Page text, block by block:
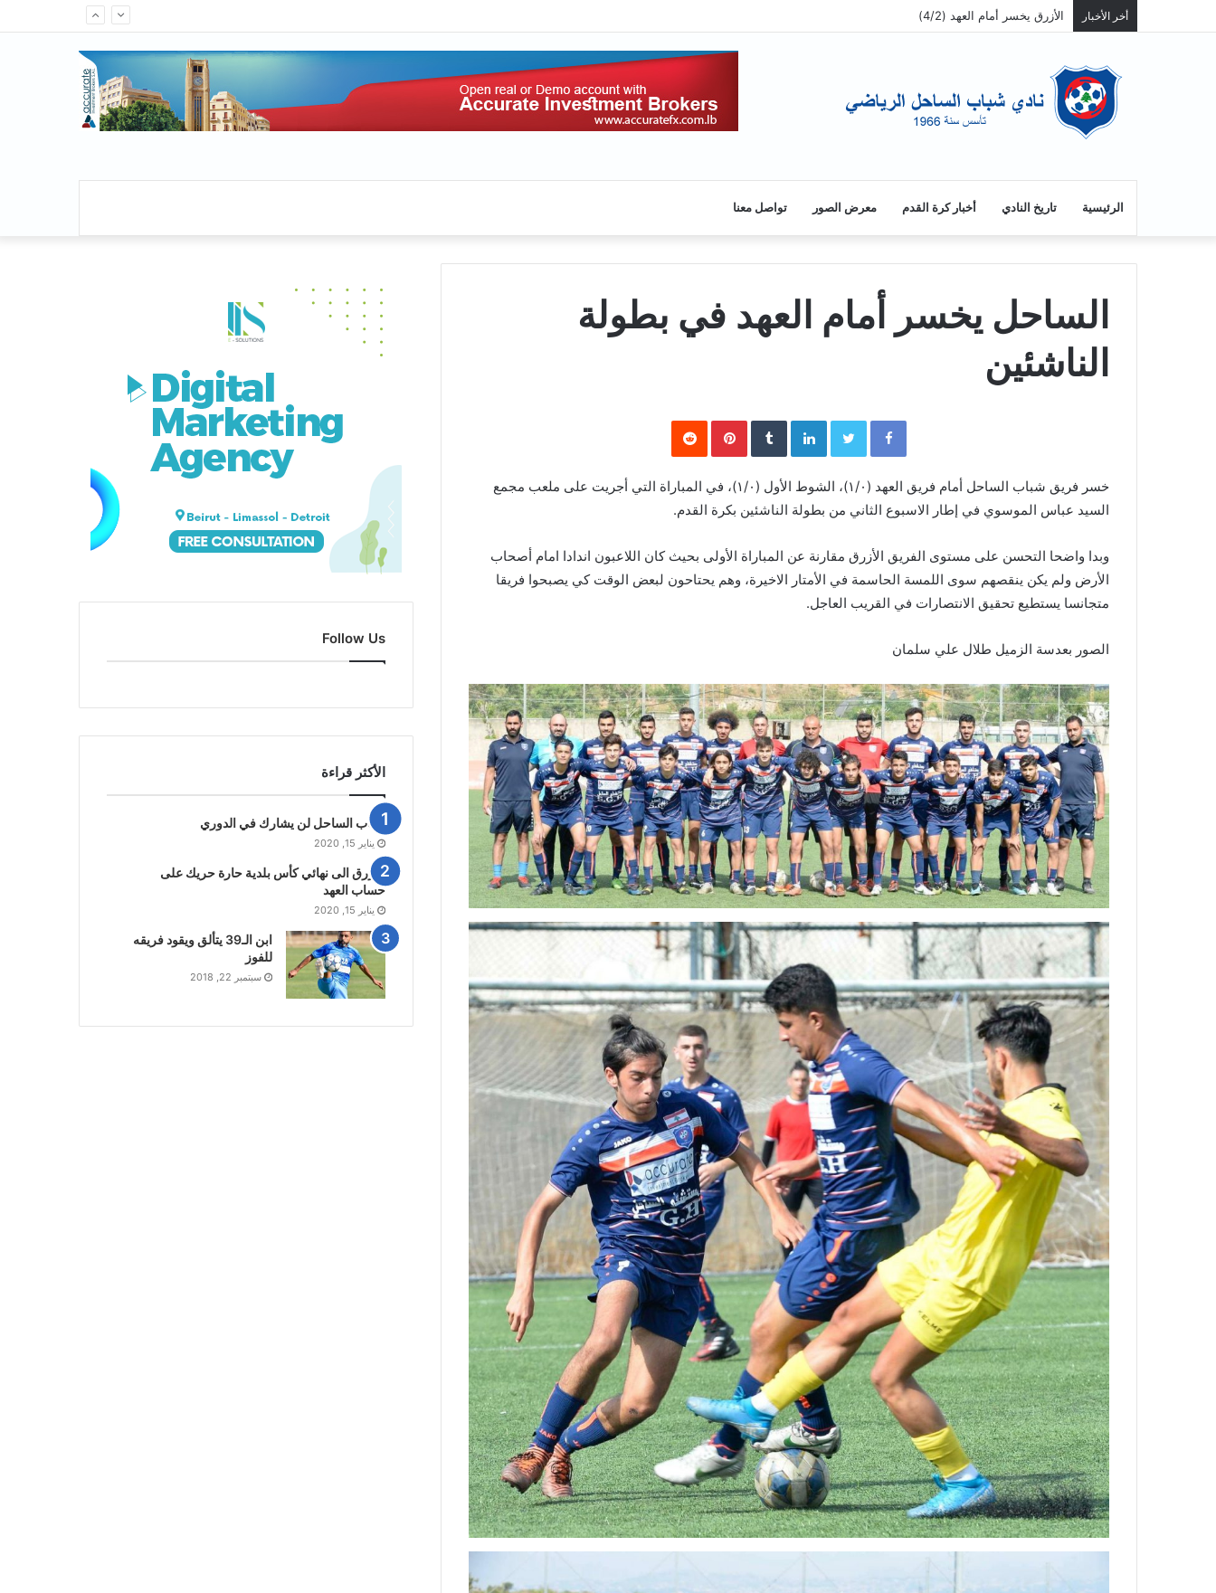
أخر الأخبار الازرق يفوز على الراسينغ ويصبح سابعاً
الرئيسية تاريخ النادي أخبار كرة القدم معرض الصور تواصل معنا
الساحل يخسر أمام العهد في بطولة
الناشئين
Facebook
Twitter
LinkedIn
Pinterest
خسر فريق شباب الساحل أمام فريق العهد (١/٠)، الشوط الأول (١/٠)، في المباراة التي أجريت على ملعب مجمع
السيد عباس الموسوي في إطار الاسبوع الثاني من بطولة الناشئين بكرة القدم.
وبدا واضحا التحسن على مستوى الفريق الأزرق مقارنة عن المباراة الأولى بحيث كان اللاعبون اندادا امام أصحاب
الأرض ولم يكن ينقصهم سوى اللمسة الحاسمة في الأمتار الاخيرة، وهم يحتاحون لبعض الوقت كي يصبحوا فريقا
متجانسا يستطيع تحقيق الانتصارات في القريب العاجل.
الصور بعدسة الزميل طلال علي سلمان
Follow Us
الأكثر قراءة
شباب الساحل لن يشارك في الدوري
يناير 15, 2020
الازرق الى نهائي كأس بلدية حارة حريك على
حساب العهد
يناير 15, 2020
ابن الـ39 يتألق ويقود فريقه
للفوز
سبتمبر 22, 2018